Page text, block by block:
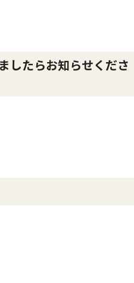
したらお知らせくださ